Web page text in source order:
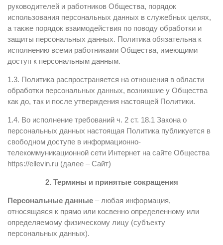
руководителей и работников Общества, порядок
использования персональных данных в служебных целях,
а также порядок взаимодействия по поводу обработки и
защиты персональных данных. Политика обязательна к
исполнению всеми работниками Общества, имеющими
доступ к персональным данным.
1.3. Политика распространяется на отношения в области
обработки персональных данных, возникшие у Общества
как до, так и после утверждения настоящей Политики.
1.4. Во исполнение требований ч. 2 ст. 18.1 Закона о
персональных данных настоящая Политика публикуется в
свободном доступе в информационно-
телекоммуникационной сети Интернет на сайте Общества
https://ellevin.ru (далее – Сайт)
2. Термины и принятые сокращения
Персональные данные – любая информация,
относящаяся к прямо или косвенно определенному или
определяемому физическому лицу (субъекту
персональных данных).